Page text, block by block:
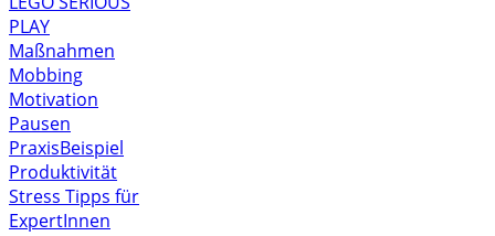
PLAY
Maßnahmen
Mobbing
Motivation
Pausen
PraxisBeispiel
Produktivität
Stress Tipps für
ExpertInnen